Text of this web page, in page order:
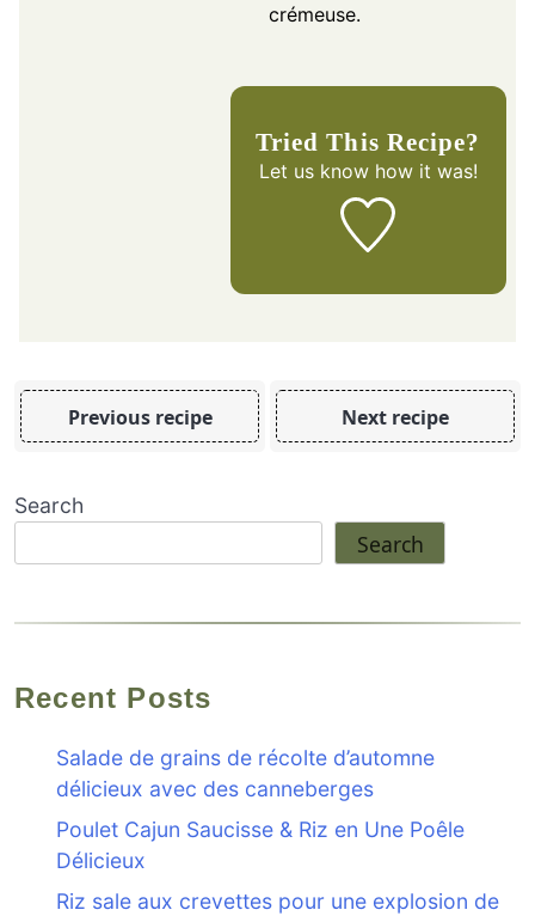
crémeuse.
Tried This Recipe?
Let us knowhow it was!
Previous recipe Next recipe
Search
Search
Recent Posts
Salade de grains de récolte d’automne
délicieux avec des canneberges
Poulet Cajun Saucisse & Riz en Une Poêle
Délicieux
Riz sale aux crevettes pour une explosion de